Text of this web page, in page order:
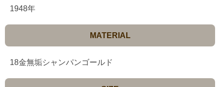
1948年
MATERIAL
18金無垢シャンパンゴールド